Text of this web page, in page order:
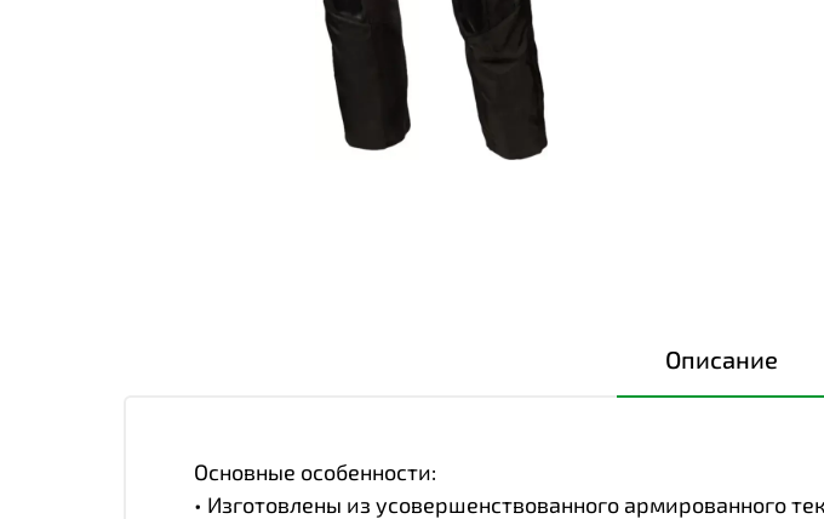
Описание
Основные особенности:
• Изготовлены из усовершенствованного армированного